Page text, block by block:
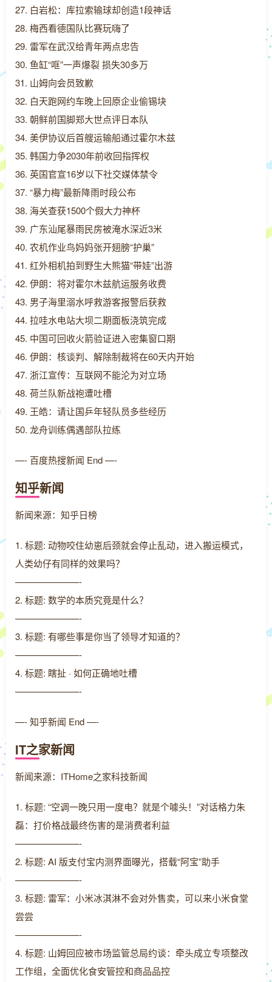
27. 白岩松：库拉索输球却创造1段神话
28. 梅西看德国队比赛玩嗨了
29. 雷军在武汉给青年两点忠告
30. 鱼缸“哐”一声爆裂 损失30多万
31. 山姆向会员致歉
32. 白天跑网约车晚上回原企业偷锡块
33. 朝鲜前国脚郑大世点评日本队
34. 美伊协议后首艘运输船通过霍尔木兹
35. 韩国力争2030年前收回指挥权
36. 英国官宣16岁以下社交媒体禁令
37. “暴力梅”最新降雨时段公布
38. 海关查获1500个假大力神杯
39. 广东汕尾暴雨民房被淹水深近3米
40. 农机作业鸟妈妈张开翅膀“护巢”
41. 红外相机拍到野生大熊猫“带娃”出游
42. 伊朗：将对霍尔木兹航运服务收费
43. 男子海里溺水呼救游客报警后获救
44. 拉哇水电站大坝二期面板浇筑完成
45. 中国可回收火箭验证进入密集窗口期
46. 伊朗：核谈判、解除制裁将在60天内开始
47. 浙江宣传：互联网不能沦为对立场
48. 荷兰队新战袍遭吐槽
49. 王皓：请让国乒年轻队员多些经历
50. 龙舟训练偶遇部队拉练
—- 百度热搜新闻 End —-
知乎新闻
新闻来源：知乎日榜
1. 标题: 动物咬住幼崽后颈就会停止乱动，进入搬运模式，
人类幼仔有同样的效果吗？
———————-
2. 标题: 数学的本质究竟是什么？
———————-
3. 标题: 有哪些事是你当了领导才知道的？
———————-
4. 标题: 瞎扯 · 如何正确地吐槽
———————-
—- 知乎新闻 End —-
IT之家新闻
新闻来源：ITHome之家科技新闻
1. 标题: “空调一晚只用一度电？就是个噱头！”对话格力朱
磊：打价格战最终伤害的是消费者利益
———————-
2. 标题: AI 版支付宝内测界面曝光，搭载“阿宝”助手
———————-
3. 标题: 雷军：小米冰淇淋不会对外售卖，可以来小米食堂
尝尝
———————-
4. 标题: 山姆回应被市场监管总局约谈：牵头成立专项整改
工作组，全面优化食安管控和商品品控